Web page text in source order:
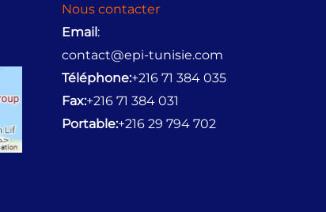
Nous contacter
Email:
contact@epi-tunisie.com
Téléphone:+216 71 384 035
Fax:+216 71 384 031
Portable:+216 29 794 702